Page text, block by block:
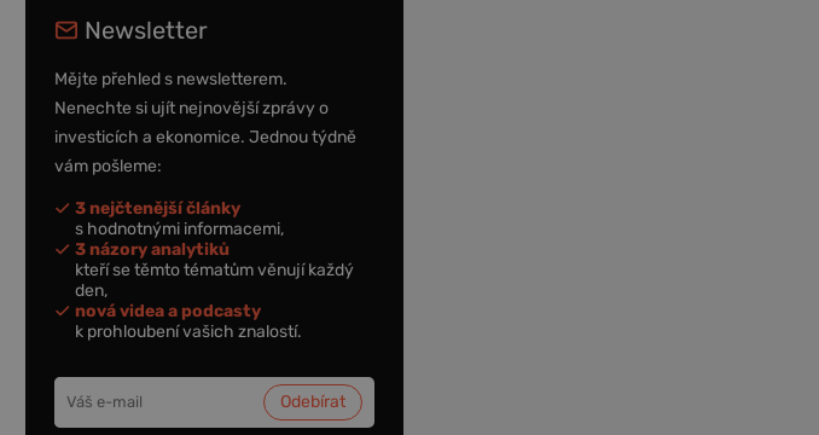
Newsletter
Mějte přehled s newsletterem.
Nenechte si ujít nejnovější zprávy o
investicích a ekonomice. Jednou týdně
vám pošleme:
3 nejčtenější články
s hodnotnými informacemi,
3 názory analytiků
kteří se těmto tématům věnují každý
den,
nová videa a podcasty
k prohloubení vašich znalostí.